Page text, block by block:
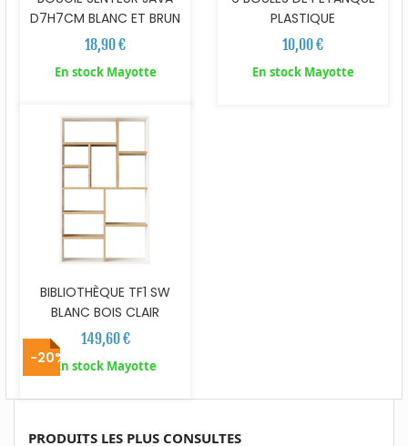
D7H7CM BLANC ET BRUN
18,90 €
En stock Mayotte
PLASTIQUE
10,00 €
En stock Mayotte
BIBLIOTHÈQUE TF1 SW
BLANC BOIS CLAIR
149,60 €
En stock Mayotte
PRODUITS LES PLUS CONSULTES
-20%